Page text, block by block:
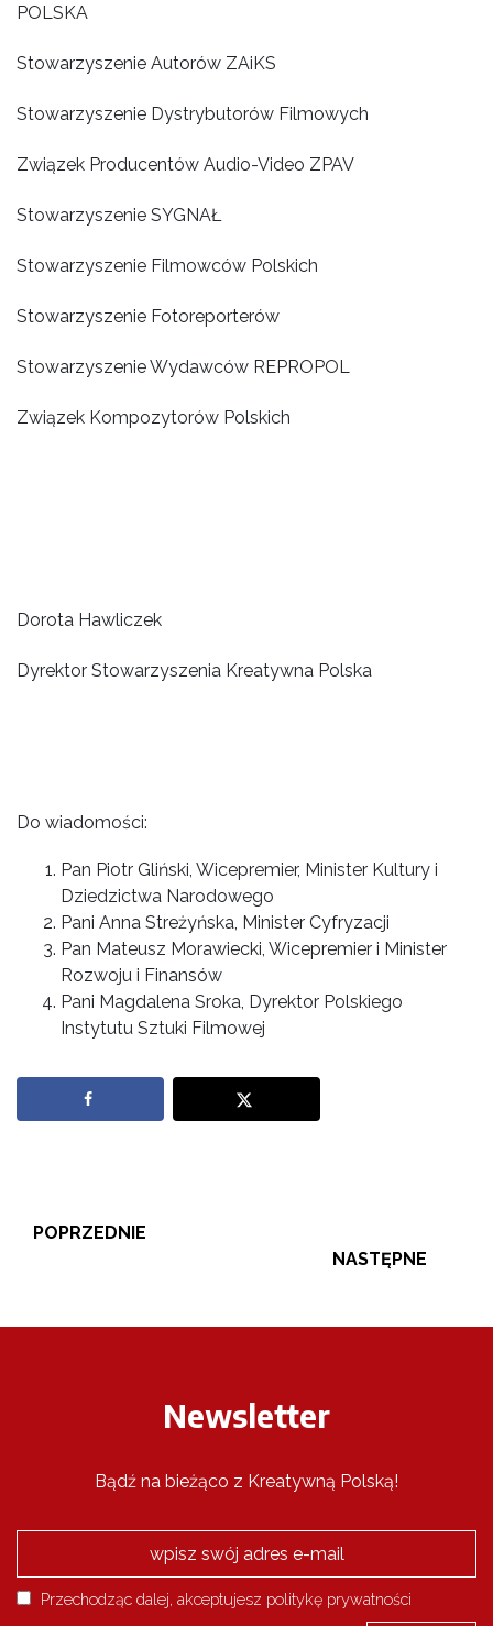
POLSKA
Stowarzyszenie Autorów ZAiKS
Stowarzyszenie Dystrybutorów Filmowych
Związek Producentów Audio-Video ZPAV
Stowarzyszenie SYGNAŁ
Stowarzyszenie Filmowców Polskich
Stowarzyszenie Fotoreporterów
Stowarzyszenie Wydawców REPROPOL
Związek Kompozytorów Polskich
Dorota Hawliczek
Dyrektor Stowarzyszenia Kreatywna Polska
Do wiadomości:
Pan Piotr Gliński, Wicepremier, Minister Kultury i
Dziedzictwa Narodowego
Pani Anna Streżyńska, Minister Cyfryzacji
Pan Mateusz Morawiecki, Wicepremier i Minister
Rozwoju i Finansów
Pani Magdalena Sroka, Dyrektor Polskiego
Instytutu Sztuki Filmowej
POPRZEDNIE
NASTĘPNE
Newsletter
Bądź na bieżąco z Kreatywną Polską!
Przechodząc dalej, akceptujesz politykę prywatności